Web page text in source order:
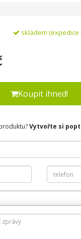
skladem
Koupit ihned!
Vytvořte si